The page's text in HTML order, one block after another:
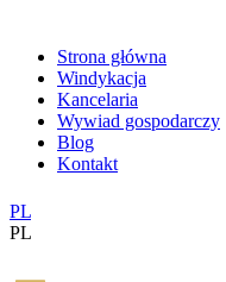
Strona główna
Windykacja
Kancelaria
Wywiad gospodarczy
Blog
Kontakt
PL
PL